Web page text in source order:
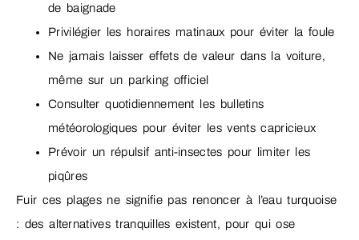
de baignade
Privilégier les horaires matinaux pour éviter la foule
Ne jamais laisser effets de valeur dans la voiture,
même sur un parking officiel
Consulter quotidiennement les bulletins
météorologiques pour éviter les vents capricieux
Prévoir un répulsif anti-insectes pour limiter les
piqûres
Fuir ces plages ne signifie pas renoncer à l’eau turquoise
: des alternatives tranquilles existent, pour qui ose